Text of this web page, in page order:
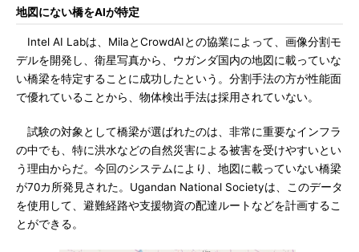
地図にない橋をAIが特定
Intel AI Labは、MilaとCrowdAIとの協業によって、画像分割モ
デルを開発し、衛星写真から、ウガンダ国内の地図に載っていな
い橋梁を特定することに成功したという。分割手法の方が性能面
で優れていることから、物体検出手法は採用されていない。
試験の対象として橋梁が選ばれたのは、非常に重要なインフラ
の中でも、特に洪水などの自然災害による被害を受けやすいとい
う理由からだ。今回のシステムにより、地図に載っていない橋梁
が70カ所発見された。Ugandan National Societyは、このデータ
を使用して、避難経路や支援物資の配達ルートなどを計画するこ
とができる。